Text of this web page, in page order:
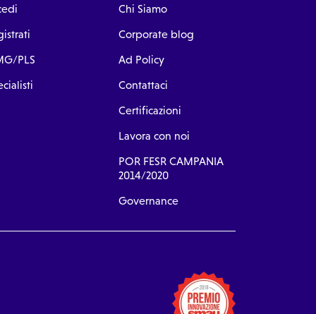
PLS
Chi Siamo
Corporate blog
Ad Policy
Contattaci
Certificazioni
Lavora con noi
POR FESR CAMPANIA
2014/2020
Governance